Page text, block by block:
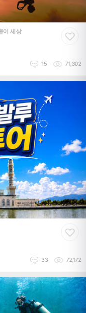
이 세상
15 71,302
33 72,172